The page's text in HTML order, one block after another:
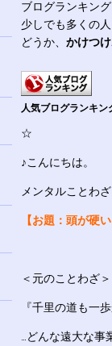
ブログランキン
少しでも多くの
どうか、 かけつ
人気ブログランキン
☆
♪こんにちは。
メンタルことわ
【お題：頭が硬
＜元のことわざ＞
『千里の道も一歩
…どんな遠大な事